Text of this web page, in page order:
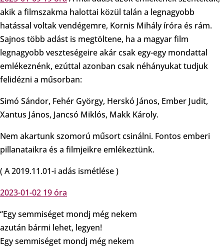
akik a filmszakma halottai közül talán a legnagyobb
hatással voltak vendégemre, Kornis Mihály íróra és rám.
Sajnos több adást is megtöltene, ha a magyar film
legnagyobb veszteségeire akár csak egy-egy mondattal
emlékeznénk, ezúttal azonban csak néhányukat tudjuk
felidézni a műsorban:
Simó Sándor, Fehér György, Herskó János, Ember Judit,
Xantus János, Jancsó Miklós, Makk Károly.
Nem akartunk szomorú műsort csinálni. Fontos emberi
pillanataikra és a filmjeikre emlékeztünk.
( A 2019.11.01-i adás ismétlése )
2023-01-02 19 óra
“Egy semmiséget mondj még nekem
azután bármi lehet, legyen!
Egy semmiséget mondj még nekem